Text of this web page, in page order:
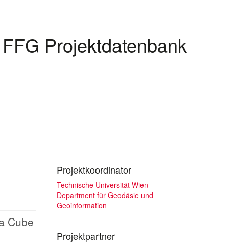
FFG Projektdatenbank
Cube
Projektkoordinator
Technische Universität Wien
Department für Geodäsie und
Geoinformation
Projektpartner